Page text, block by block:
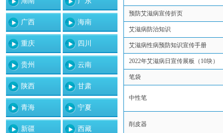
广西 海南
重庆 四川
贵州 云南
陕西 甘肃
青海 宁夏
新疆 西藏
预防艾滋病宣传折页
艾滋病防治知识
艾滋病性病预防知识宣传手册
2022年艾滋病日宣传展板（10块）
笔袋
中性笔
削皮器